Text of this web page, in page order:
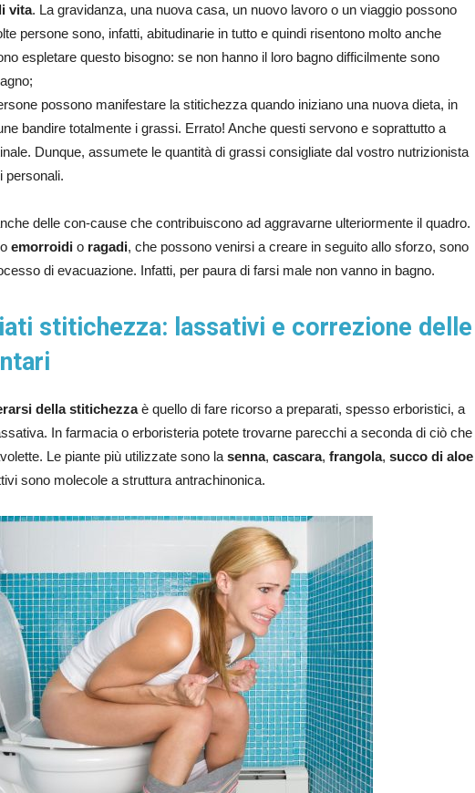
vita. La gravidanza, una nuova casa, un nuovo lavoro o un viaggio possono
persone sono, infatti, abitudinarie in tutto e quindi risentono molto anche
espletare questo bisogno: se non hanno il loro bagno difficilmente sono
possono manifestare la stitichezza quando iniziano una nuova dieta, in
bandire totalmente i grassi. Errato! Anche questi servono e soprattutto a
Dunque, assumete le quantità di grassi consigliate dal vostro nutrizionista
personali.
delle con-cause che contribuiscono ad aggravarne ulteriormente il quadro.
emorroidi o ragadi, che possono venirsi a creare in seguito allo sforzo, sono
di evacuazione. Infatti, per paura di farsi male non vanno in bagno.
stitichezza: lassativi e correzione delle
della stitichezzaè quello di fare ricorso a preparati, spesso erboristici, a
In farmacia o erboristeria potete trovarne parecchi a seconda di ciò che
Le piante più utilizzate sono la senna, cascara, frangola, succo di aloe
sono molecole a struttura antrachinonica.